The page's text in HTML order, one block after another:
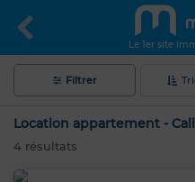
Le 1er site
Filtrer
Location appartement -
4 résultats